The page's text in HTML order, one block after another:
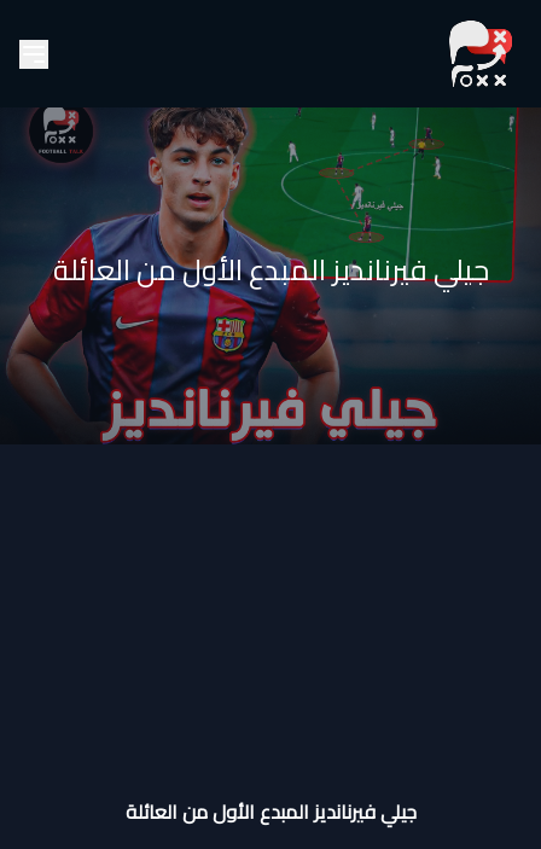
جيلي فيرنانديز المبدع الأول من العائلة
جيلي فيرنانديز المبدع الأول من العائلة